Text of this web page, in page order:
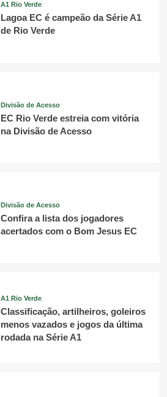
A1 Rio Verde
Lagoa EC é campeão da Série A1
de Rio Verde
Divisão de Acesso
EC Rio Verde estreia com vitória
na Divisão de Acesso
Divisão de Acesso
Confira a lista dos jogadores
acertados com o Bom Jesus EC
A1 Rio Verde
Classificação, artilheiros, goleiros
menos vazados e jogos da última
rodada na Série A1